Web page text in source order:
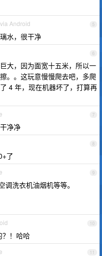
5
Android
水，很干净
6
大，因为面宽十五米，所以一
。。这玩意慢慢爬去吧，多爬
4 年，现在机器坏了，打算再
7
净净
8
了
9
调洗衣机油烟机等等。
10
？！哈哈
11